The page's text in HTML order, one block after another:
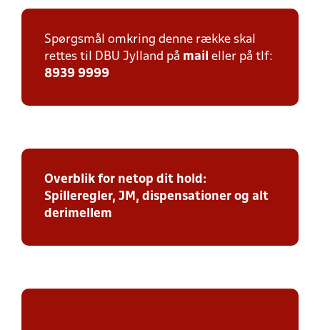
Spørgsmål omkring denne række skal
rettes til DBU Jylland på mail eller på tlf:
8939 9999
Overblik for netop dit hold:
Spilleregler, JM, dispensationer og alt
derimellem